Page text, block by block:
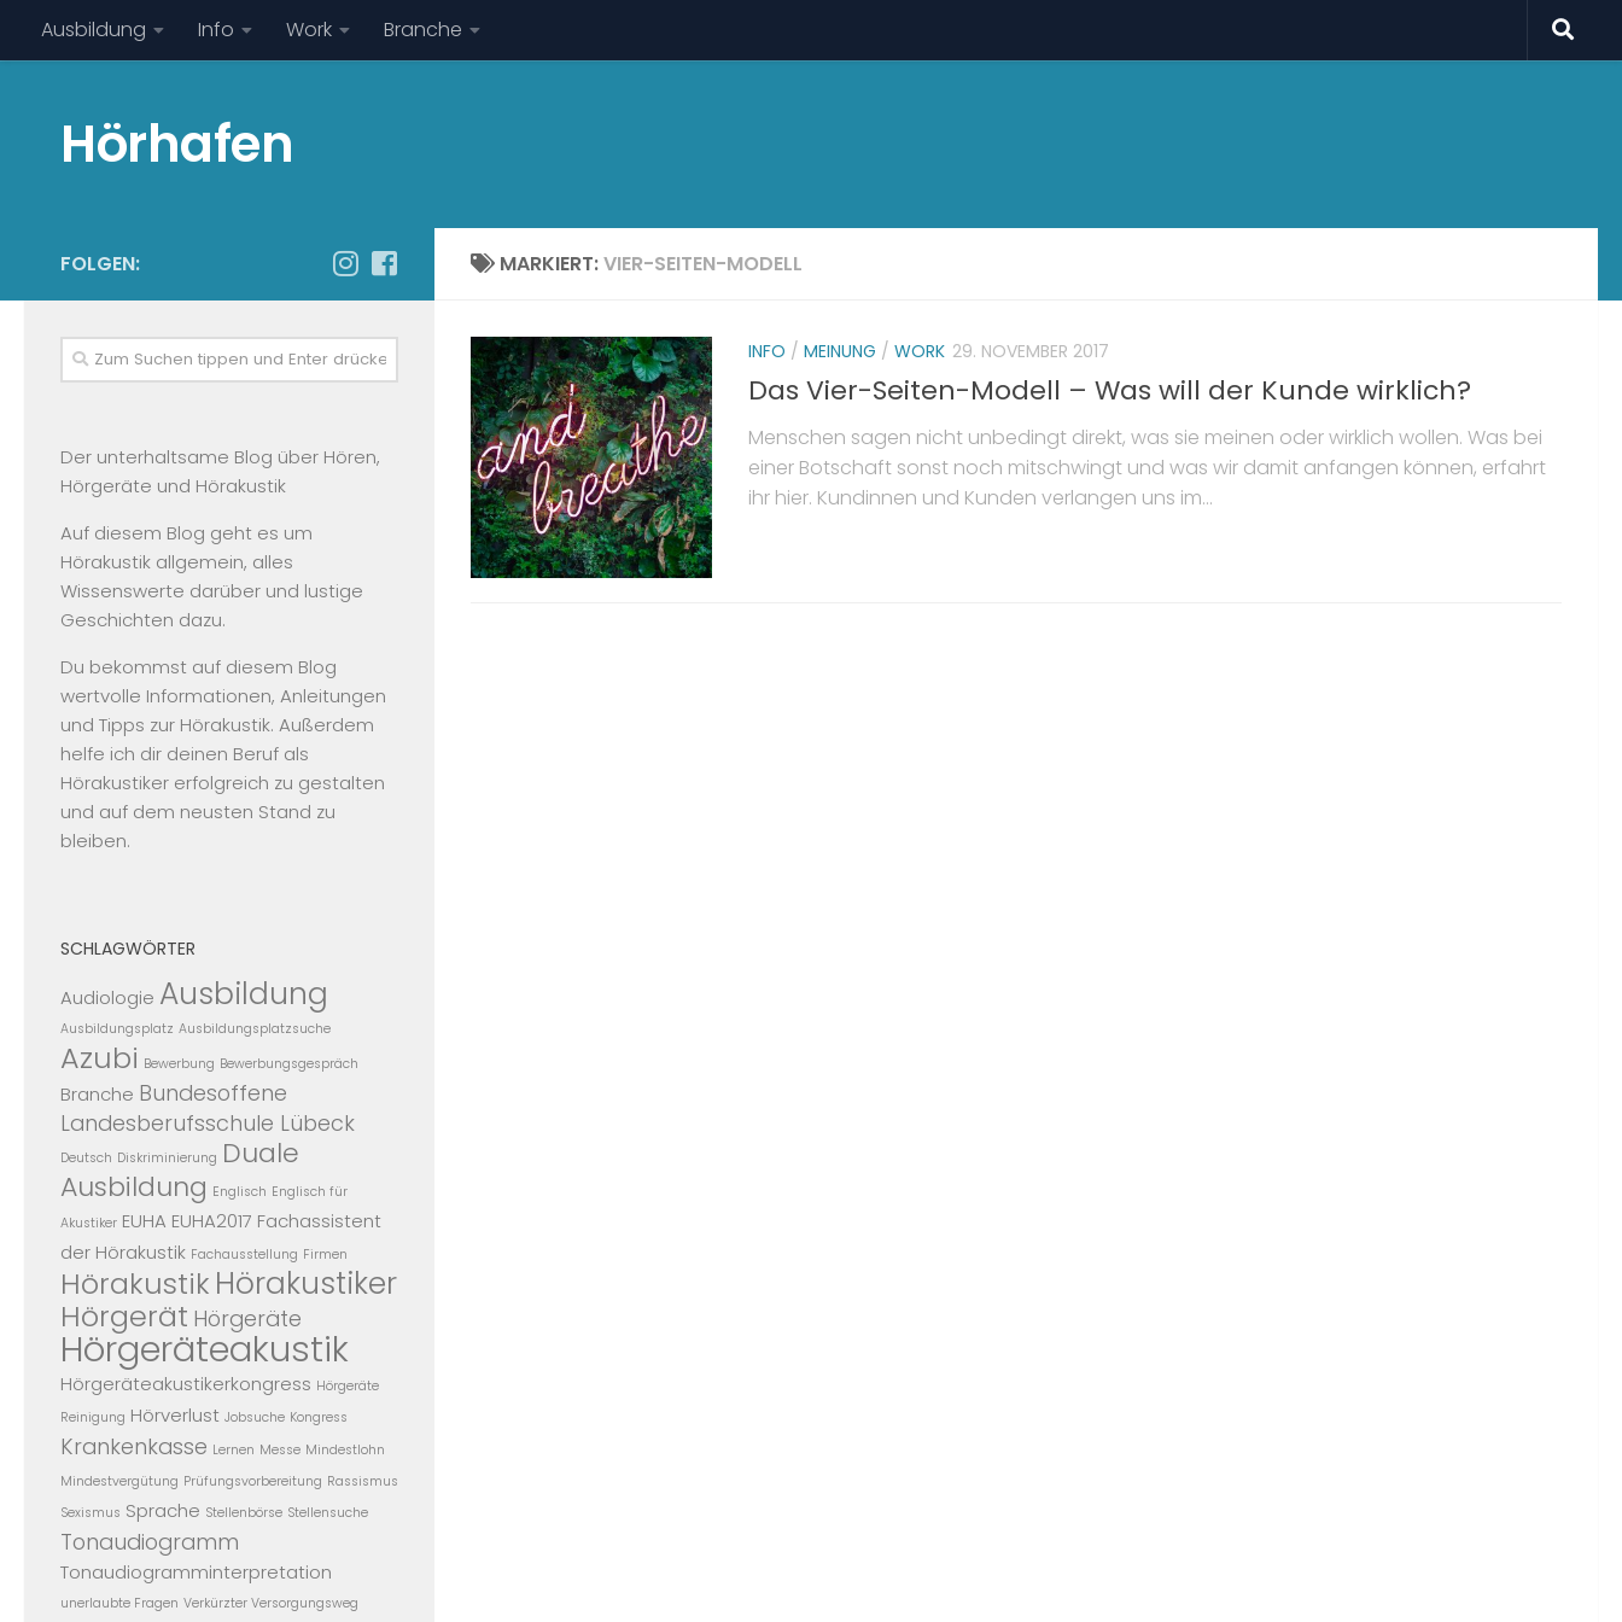
Ausbildung Info Work Branche
Hörhafen
MARKIERT:VIER-SEITEN-MODELL
INFO / MEINUNG / WORK 29. NOVEMBER 2017
Das Vier-Seiten-Modell – Was will der Kunde wirklich?
Menschen sagen nicht unbedingt direkt, was sie meinen oder wirklich wollen. Was bei
einer Botschaft sonst noch mitschwingt und was wir damit anfangen können, erfahrt
ihr hier. Kundinnen und Kunden verlangen uns im...
FOLGEN:
Der unterhaltsame Blog über Hören,
Hörgeräte und Hörakustik
Auf diesem Blog geht es um
Hörakustik allgemein, alles
Wissenswerte darüber und lustige
Geschichten dazu.
Du bekommst auf diesem Blog
wertvolle Informationen, Anleitungen
und Tipps zur Hörakustik. Außerdem
helfe ich dir deinen Beruf als
Hörakustiker erfolgreich zu gestalten
und auf dem neusten Stand zu
bleiben.
SCHLAGWÖRTER
Audiologie Ausbildung
Ausbildungsplatz Ausbildungsplatzsuche
Azubi Bewerbung Bewerbungsgespräch
Branche Bundesoffene
Landesberufsschule Lübeck
Deutsch Diskriminierung Duale
Ausbildung Englisch Englisch für
Akustiker EUHA EUHA2017 Fachassistent
der Hörakustik Fachausstellung Firmen
Hörakustik Hörakustiker
Hörgerät Hörgeräte
Hörgeräteakustik
Hörgeräteakustikerkongress Hörgeräte
Reinigung Hörverlust Jobsuche Kongress
Krankenkasse Lernen Messe Mindestlohn
Mindestvergütung Prüfungsvorbereitung Rassismus
Sexismus Sprache Stellenbörse Stellensuche
Tonaudiogramm
Tonaudiogramminterpretation
unerlaubte Fragen Verkürzter Versorgungsweg